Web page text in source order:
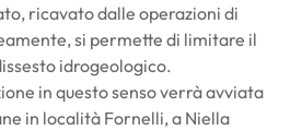
ricavato dalle operazioni di
si permette di limitare il
idrogeologico.
in questo senso verrà avviata
in località Fornelli, a Niella